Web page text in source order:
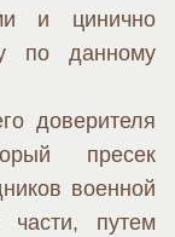
и цинично
по данному
доверителя
пресек
военной
путем